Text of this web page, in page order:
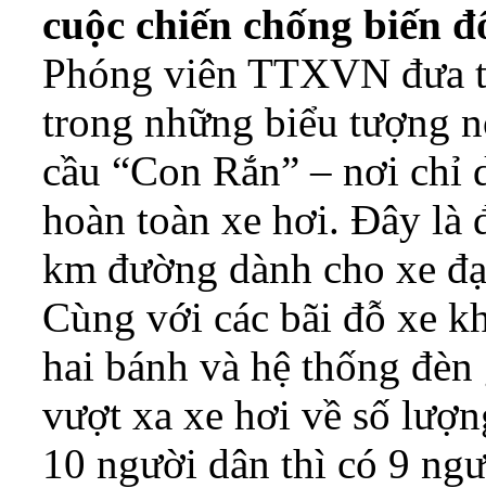
cuộc chiến chống biến
Phóng viên TTXVN đưa
trong những biểu tượng
cầu “Con Rắn” – nơi chỉ
hoàn toàn xe hơi. Đây là
km đường dành cho xe
Cùng với các bãi đỗ xe
hai bánh và hệ thống
vượt xa xe hơi về số
10 người dân thì có 9